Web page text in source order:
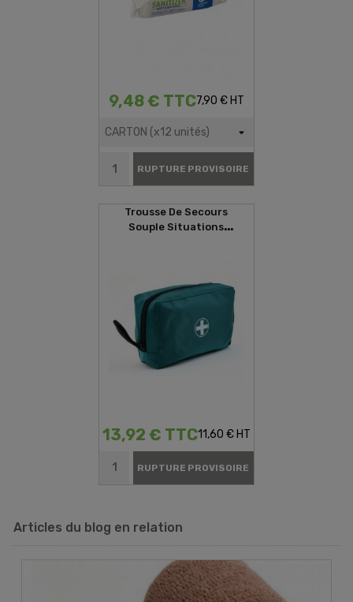
9,48 € TTC7,90 € HT
RUPTURE PROVISOIRE
Trousse De Secours
Souple Situations
13,92 € TTC11,60 € HT
RUPTURE PROVISOIRE
Articles du blog en relation